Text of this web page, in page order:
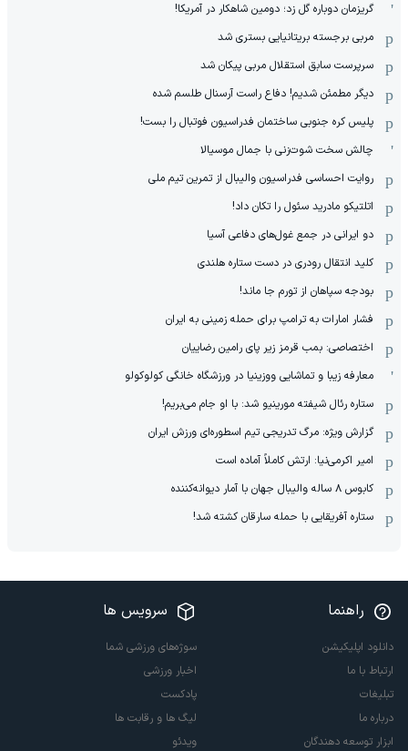
گریزمان دوباره گل زد؛ دومین شاهکار در آمریکا!
مربی برجسته بریتانیایی بستری شد
سرپرست سابق استقلال مربی پیکان شد
دیگر مطمئن شدیم! دفاع راست آرسنال طلسم شده
پلیس کره ‌جنوبی ساختمان فدراسیون فوتبال را بست!
چالش سخت شوت‌زنی با جمال موسیالا
روایت احساسی فدراسیون والیبال از تمرین تیم ملی
اتلتیکو مادرید سئول را تکان داد!
دو ایرانی در جمع غول‌های دفاعی آسیا
کلید انتقال رودری در دست ستاره هلندی
بودجه سپاهان از تورم جا ماند!
فشار امارات به ترامپ برای حمله زمینی به ایران
اختصاصی: بمب قرمز زیر پای رامین رضاییان
معارفه زیبا و تماشایی ووزینیا در ورزشگاه خانگی کولوکولو
ستاره رئال شیفته مورینیو شد: با او جام می‌بریم!
گزارش ویژه: مرگ تدریجی تیم اسطوره‌ای ورزش ایران
امیر اکرمی‌نیا: ارتش کاملاً آماده است
کابوس ۸ ساله والیبال جهان با آمار دیوانه‌کننده
ستاره آفریقایی با حمله سارقان کشته شد!
راهنما
دانلود اپلیکیشن
ارتباط با ما
تبلیغات
درباره ما
ابزار توسعه دهندگان
سرویس ها
سوژه‌های ورزشی شما
اخبار ورزشی
پادکست
لیگ ها و رقابت ها
ویدئو